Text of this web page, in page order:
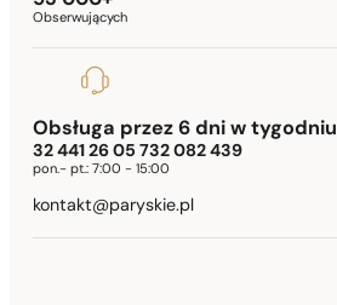
Obserwujących
Obsługa przez 6 dni w tygodniu
32 441 26 05 732 082 439
pon.- pt.: 7:00 - 15:00
kontakt@paryskie.pl